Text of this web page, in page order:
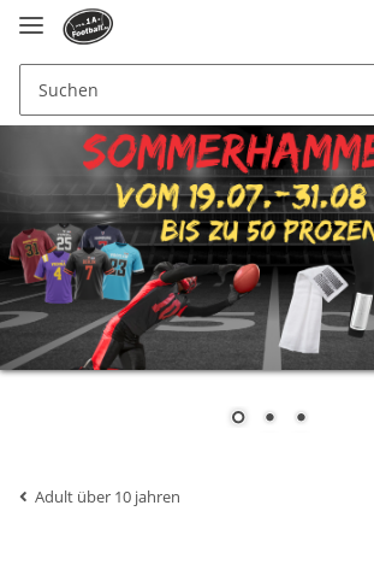
Adult über 10 jahren